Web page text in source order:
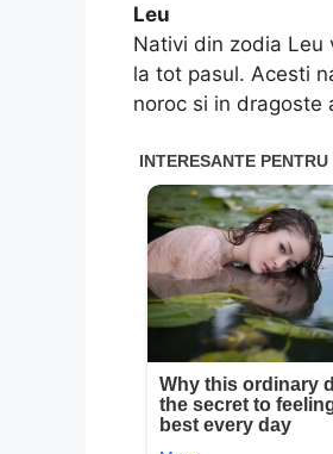
Leu
Nativi din zodia Leu
la tot pasul. Acesti
noroc si in dragoste